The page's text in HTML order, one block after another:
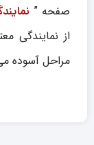
صفحه ”
از نمایندگی
مراحل آسوده